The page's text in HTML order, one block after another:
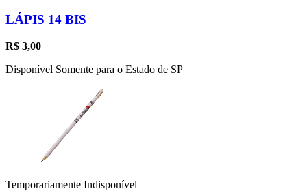
LÁPIS 14 BIS
R$ 3,00
Disponível Somente para o Estado de SP
Temporariamente Indisponível